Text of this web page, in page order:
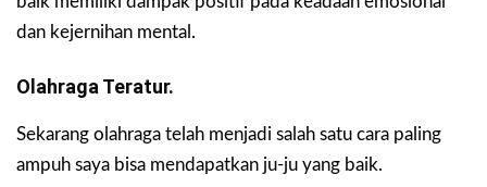
dan kejernihan mental.
Olahraga Teratur.
Sekarang olahraga telah menjadi salah satu cara paling
ampuh saya bisa mendapatkan ju-ju yang baik.